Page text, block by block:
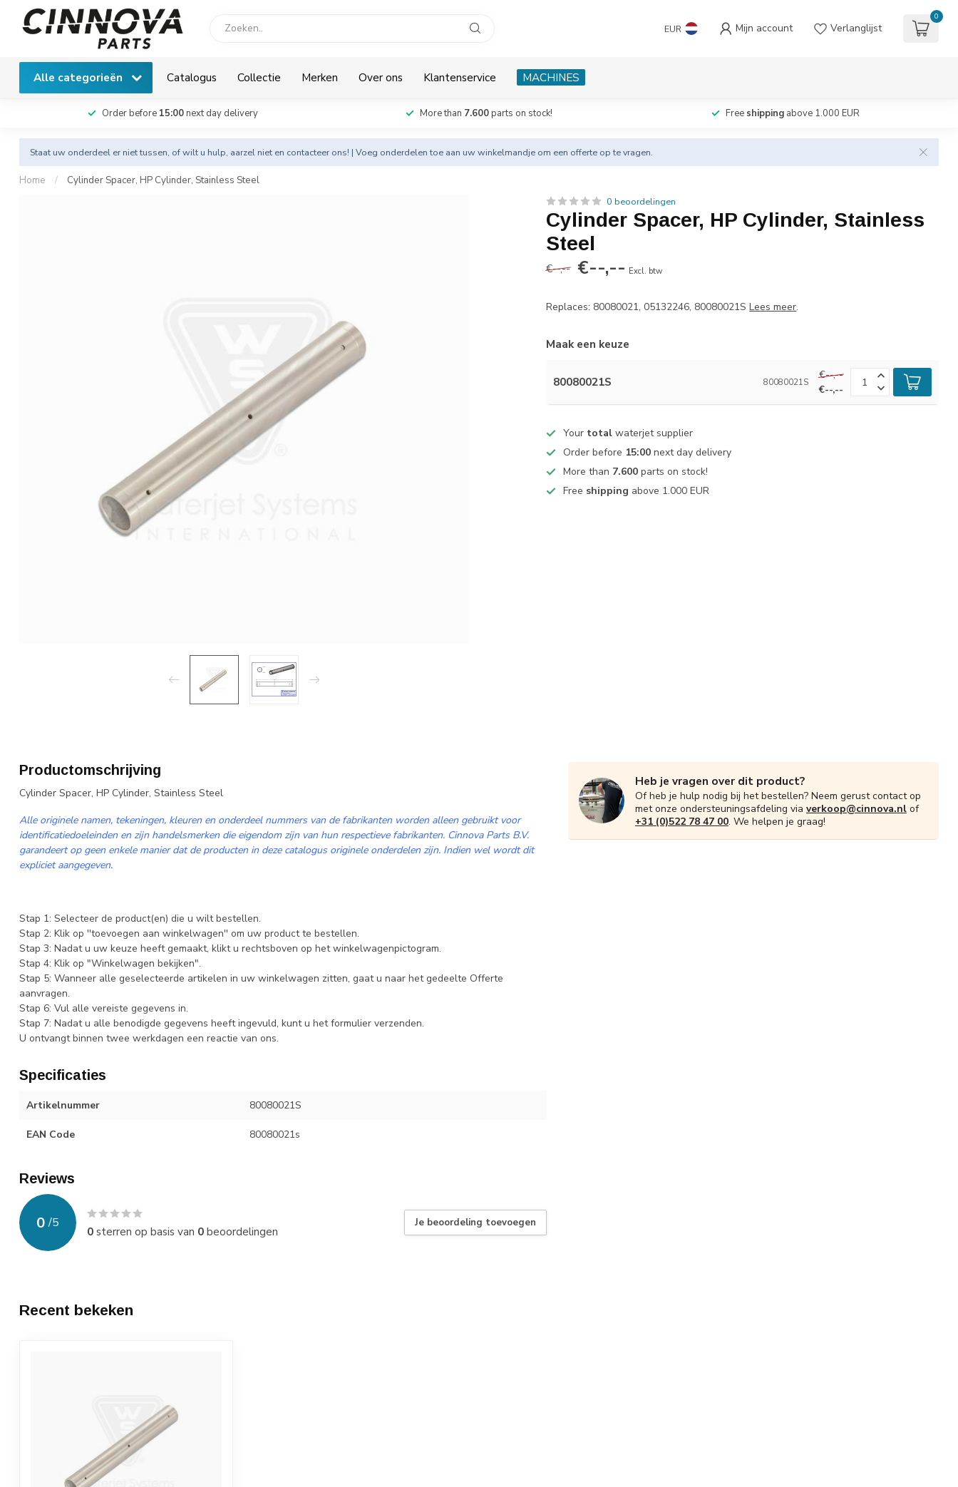
EUR Mijn account Verlanglijst
0
Alle categorieën Catalogus Collectie Merken Over ons Klantenservice MACHINES
Order before 15:00next day delivery More than 7.600parts on stock! Free shipping above 1.000 EUR
Staat uw onderdeel er niet tussen, of wilt u hulp, aarzel niet en contacteer ons! | Voeg onderdelen toe aan uw winkelmandje om een offerte op te vragen.
Home / Cylinder Spacer, HP Cylinder, Stainless Steel
0 beoordelingen
Cylinder Spacer, HP Cylinder, Stainless
Steel
€--,-- €--,-- Excl. btw
Replaces: 80080021, 05132246, 80080021SLees meer.
Maak een keuze
80080021S 80080021S
€--,--
€--,--
Your total waterjet supplier
Order before 15:00 next day delivery
More than 7.600 parts on stock!
Free shipping above 1.000 EUR
Productomschrijving
Cylinder Spacer, HP Cylinder, Stainless Steel
Alle originele namen, tekeningen, kleuren en onderdeel nummers van de fabrikanten worden alleen gebruikt voor
identificatiedoeleinden en zijn handelsmerken die eigendom zijn van hun respectieve fabrikanten. Cinnova Parts B.V.
garandeert op geen enkele manier dat de producten in deze catalogus originele onderdelen zijn. Indien wel wordt dit
expliciet aangegeven.
Stap 1: Selecteer de product(en) die u wilt bestellen.
Stap 2: Klik op ''toevoegen aan winkelwagen'' om uw product te bestellen.
Stap 3: Nadat u uw keuze heeft gemaakt, klikt u rechtsboven op het winkelwagenpictogram.
Stap 4: Klik op "Winkelwagen bekijken".
Stap 5: Wanneer alle geselecteerde artikelen in uw winkelwagen zitten, gaat u naar het gedeelte Offerte
aanvragen.
Stap 6: Vul alle vereiste gegevens in.
Stap 7: Nadat u alle benodigde gegevens heeft ingevuld, kunt u het formulier verzenden.
U ontvangt binnen twee werkdagen een reactie van ons.
Specificaties
Artikelnummer 80080021S
EAN Code 80080021s
Reviews
0 /5
0sterren op basis van 0beoordelingen
Je beoordeling toevoegen
Heb je vragen over dit product?
Of heb je hulp nodig bij het bestellen? Neem gerust contact op
met onze ondersteuningsafdeling via verkoop@cinnova.nl of
+31 (0)522 78 47 00. We helpen je graag!
Recent bekeken